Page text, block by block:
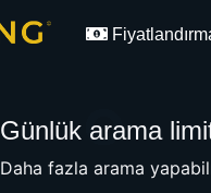
Günlük arama
Daha fazla arama